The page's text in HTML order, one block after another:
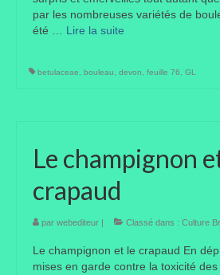
Vivaces
Faune
Oiseaux
Dictons
Recettes
Plats principaux
par les nombreuses variétés de
été … Lire la suite­­
betulaceae bouleau devon feuille 76 GL
Le champignon
crapaud
par webediteur | Classé dans : Culture
Le champignon et le crapaud En
mises en garde contre la toxicité